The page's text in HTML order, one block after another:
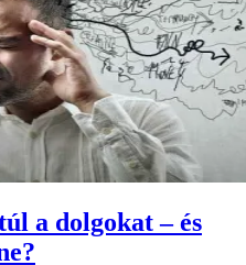
a dolgokat – és